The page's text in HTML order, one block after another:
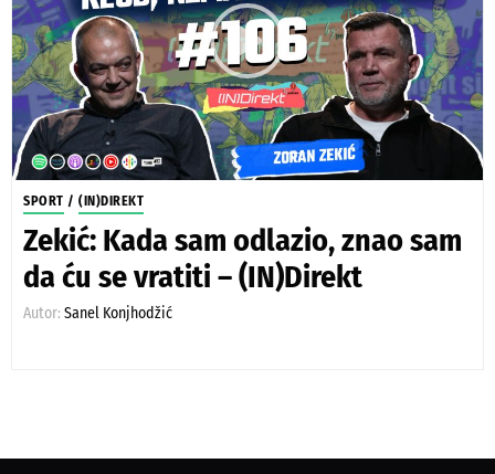
SPORT / (IN)DIREKT
Zekić: Kada sam odlazio, znao sam
da ću se vratiti – (IN)Direkt
Autor: Sanel Konjhodžić